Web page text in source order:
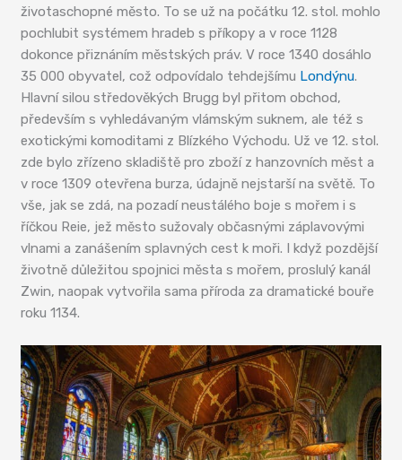
životaschopné město. To se už na počátku 12. stol. mohlo
pochlubit systémem hradeb s příkopy a v roce 1128
dokonce přiznáním městských práv. V roce 1340 dosáhlo
35 000 obyvatel, což odpovídalo tehdejšímu Londýnu.
Hlavní silou středověkých Brugg byl přitom obchod,
především s vyhledávaným vlámským suknem, ale též s
exotickými komoditami z Blízkého Východu. Už ve 12. stol.
zde bylo zřízeno skladiště pro zboží z hanzovních měst a
v roce 1309 otevřena burza, údajně nejstarší na světě. To
vše, jak se zdá, na pozadí neustálého boje s mořem i s
říčkou Reie, jež město sužovaly občasnými záplavovými
vlnami a zanášením splavných cest k moři. I když pozdější
životně důležitou spojnici města s mořem, proslulý kanál
Zwin, naopak vytvořila sama příroda za dramatické bouře
roku 1134.